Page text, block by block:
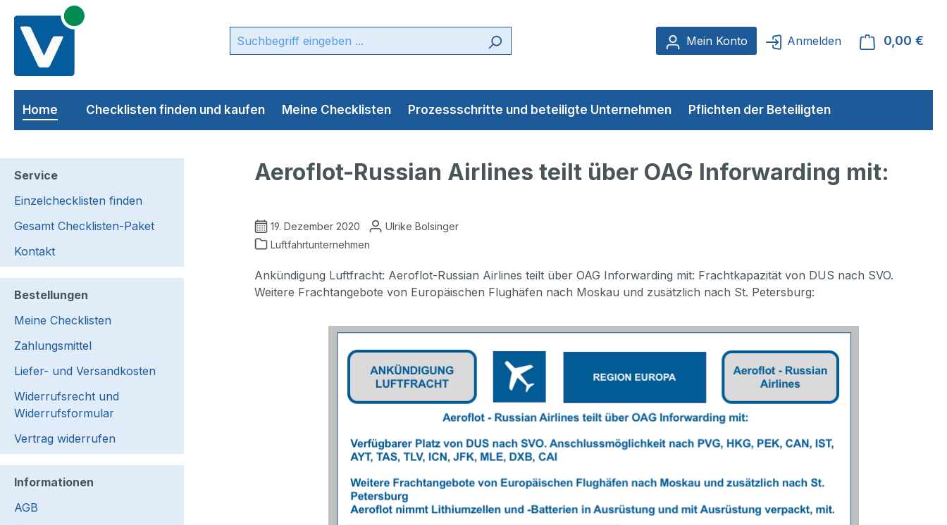
Hauptinhalt springen
Zur Suche springen
Zur Hauptnavigation springen
Mein Konto
Anmelden 0,00 €
Home Checklisten finden und kaufen Meine Checklisten Prozessschritte und beteiligte Unternehmen Pflichten der Beteiligten
Service
Einzelchecklisten finden
Gesamt Checklisten-Paket
Kontakt
Bestellungen
Meine Checklisten
Zahlungsmittel
Liefer- und Versandkosten
Widerrufsrecht und
Widerrufsformular
Vertrag widerrufen
Informationen
AGB
Aeroflot-Russian Airlines teilt über OAG Inforwarding mit:
19. Dezember 2020
Ulrike Bolsinger
Luftfahrtunternehmen
Ankündigung Luftfracht: Aeroflot-Russian Airlines teilt über OAG Inforwarding mit: Frachtkapazität von DUS nach SVO.
Weitere Frachtangebote von Europäischen Flughäfen nach Moskau und zusätzlich nach St. Petersburg: